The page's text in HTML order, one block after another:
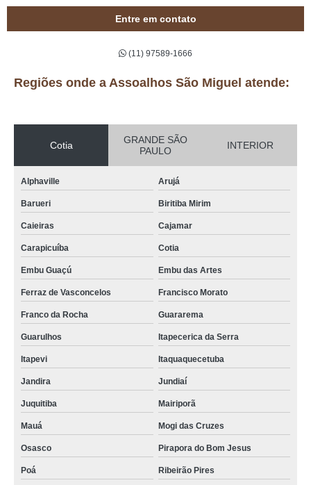
Entre em contato
(11) 97589-1666
Regiões onde a Assoalhos São Miguel atende:
Cotia
GRANDE SÃO
PAULO
INTERIOR
Alphaville Arujá
Barueri Biritiba Mirim
Caieiras Cajamar
Carapicuíba Cotia
Embu Guaçú Embu das Artes
Ferraz de Vasconcelos Francisco Morato
Franco da Rocha Guararema
Guarulhos Itapecerica da Serra
Itapevi Itaquaquecetuba
Jandira Jundiaí
Juquitiba Mairiporã
Mauá Mogi das Cruzes
Osasco Pirapora do Bom Jesus
Poá Ribeirão Pires